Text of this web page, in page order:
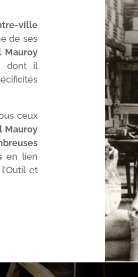
ville
de ses
Mauroy
dont il
ceux
Mauroy
en lien
et